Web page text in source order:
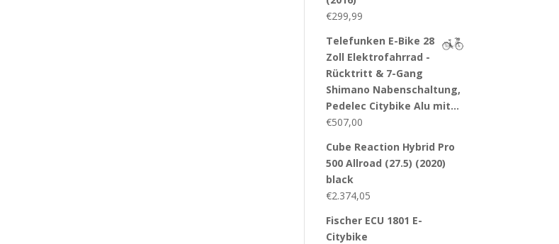
€299,99
Telefunken E-Bike 28
Zoll Elektrofahrrad -
Rücktritt & 7-Gang
Shimano Nabenschaltung,
Pedelec Citybike Alu mit…
€507,00
Cube Reaction Hybrid Pro
500 Allroad (27.5) (2020)
black
€2.374,05
Fischer ECU 1801 E-
Citybike